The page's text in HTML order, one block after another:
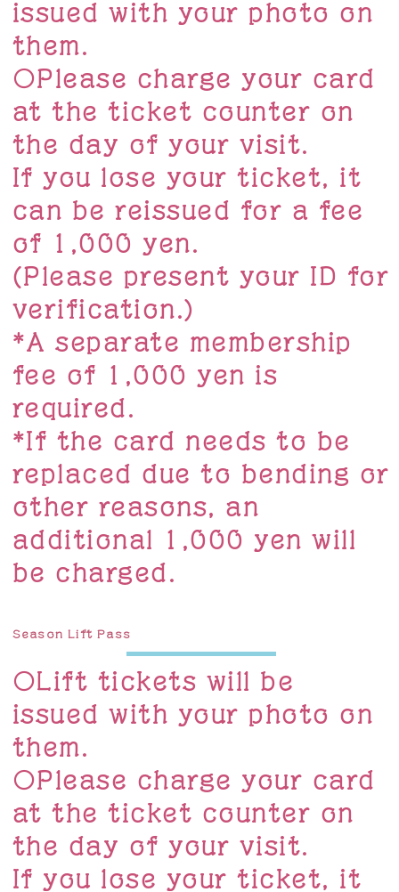
issued with your photo on
them.
〇Please charge your card
at the ticket counter on
the day of your visit.
If you lose your ticket, it
can be reissued for a fee
of 1,000 yen.
(Please present your ID for
verification.)
*A separate membership
fee of 1,000 yen is
required.
*If the card needs to be
replaced due to bending or
other reasons, an
additional 1,000 yen will
be charged.
Season Lift Pass
〇Lift tickets will be
issued with your photo on
them.
〇Please charge your card
at the ticket counter on
the day of your visit.
If you lose your ticket, it